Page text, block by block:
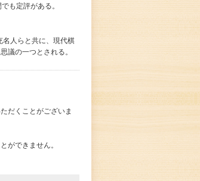
も定評がある。
名人らと共に、現代棋
議の一つとされる。
だくことがございま
ができません。